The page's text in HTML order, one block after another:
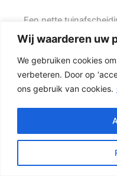
Wij waarderen uw
We gebruiken cookies
verbeteren. Door op
ons gebruik van cookies.
Een nette
een paar schermen en
dan is een dichte
Ook de ondergrond,
aanwezigheid van
op de beste oplossing.
Welke schutting past
Een hout-beton
stevig is en toch een